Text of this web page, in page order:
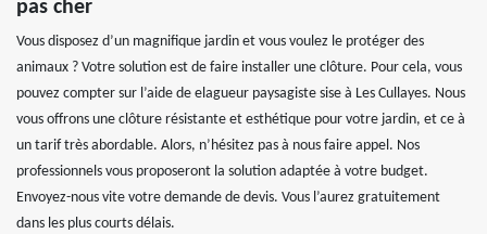
pas cher
Vous disposez d’un magnifique jardin et vous voulez le protéger des
animaux ? Votre solution est de faire installer une clôture. Pour cela, vous
pouvez compter sur l’aide de elagueur paysagiste sise à Les Cullayes. Nous
vous offrons une clôture résistante et esthétique pour votre jardin, et ce à
un tarif très abordable. Alors, n’hésitez pas à nous faire appel. Nos
professionnels vous proposeront la solution adaptée à votre budget.
Envoyez-nous vite votre demande de devis. Vous l’aurez gratuitement
dans les plus courts délais.